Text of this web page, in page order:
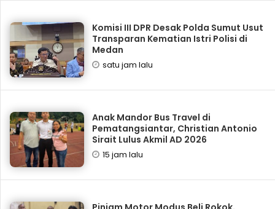
Komisi III DPR Desak Polda Sumut Usut
Transparan Kematian Istri Polisi di
Medan
satu jam lalu
Anak Mandor Bus Travel di
Pematangsiantar, Christian Antonio
Sirait Lulus Akmil AD 2026
15 jam lalu